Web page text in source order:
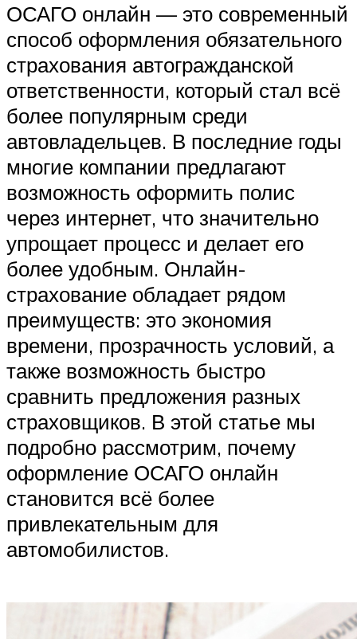
ОСАГО онлайн — это современный
способ оформления обязательного
страхования автогражданской
ответственности, который стал всё
более популярным среди
автовладельцев. В последние годы
многие компании предлагают
возможность оформить полис
через интернет, что значительно
упрощает процесс и делает его
более удобным. Онлайн-
страхование обладает рядом
преимуществ: это экономия
времени, прозрачность условий, а
также возможность быстро
сравнить предложения разных
страховщиков. В этой статье мы
подробно рассмотрим, почему
оформление ОСАГО онлайн
становится всё более
привлекательным для
автомобилистов.